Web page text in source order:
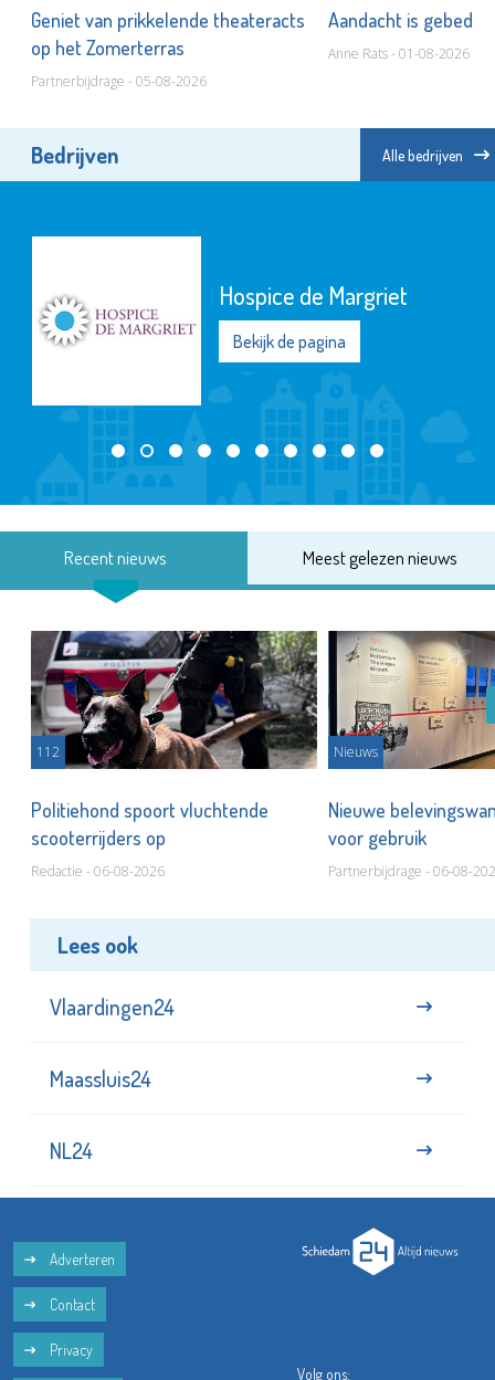
Geniet van prikkelende theateracts
op het Zomerterras
Partnerbijdrage - 05-08-2026
Aandacht is gebed
Anne Rats - 01-08-2026
Bedrijven Alle bedrijven
Hospice de Margriet
Bekijk de pagina
Recent nieuws Meest gelezen nieuws
112
Politiehond spoort vluchtende
scooterrijders op
Redactie - 06-08-2026
Nieuws
Nieuwe
voor gebruik
Partnerbijdrage - 06-08-
Lees ook
Vlaardingen24
Maassluis24
NL24
Adverteren
Contact
Privacy
Volg ons: